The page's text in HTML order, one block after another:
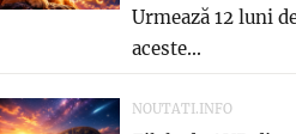
Urmează 12 luni
aceste...
NOUTATI.INFO